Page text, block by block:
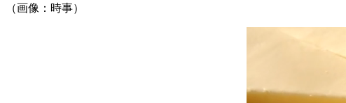
（画像：時事）